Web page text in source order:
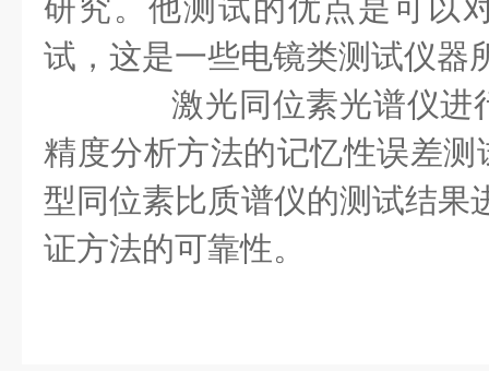
研究。他测试的优点是可以
试，这是一些电镜类测试仪器
激光同位素光谱仪进
精度分析方法的记忆性误差测
型同位素比质谱仪的测试结果
证方法的可靠性。